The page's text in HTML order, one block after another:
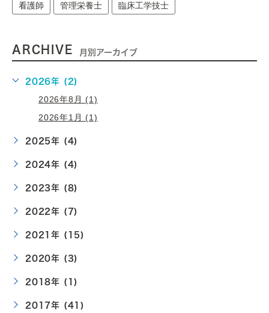
看護師 管理栄養士 臨床工学技士
ARCHIVE 月別アーカイブ
2026年 (2)
2026年8月 (1)
2026年1月 (1)
2025年 (4)
2024年 (4)
2023年 (8)
2022年 (7)
2021年 (15)
2020年 (3)
2018年 (1)
2017年 (41)